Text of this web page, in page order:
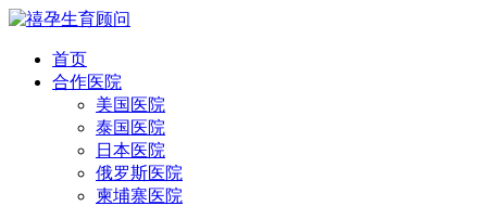
首页
合作医院
美国医院
泰国医院
日本医院
俄罗斯医院
柬埔寨医院